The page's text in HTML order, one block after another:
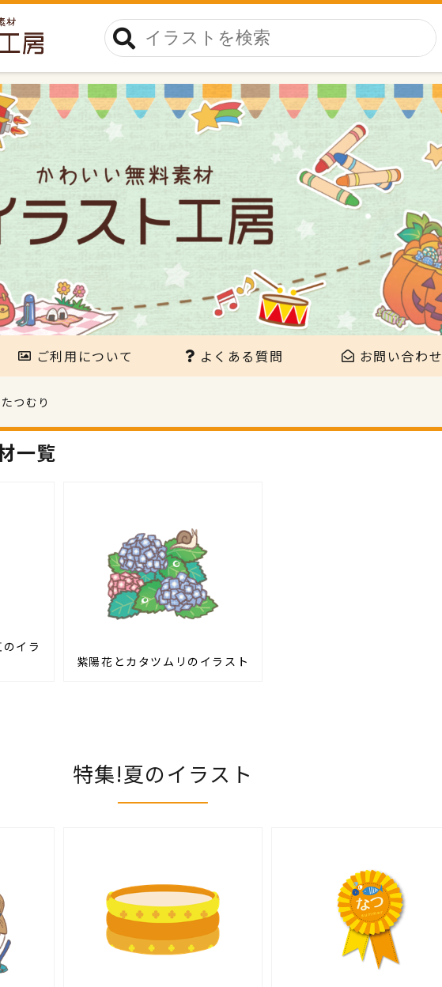
ご利用について よくある質問 お問い合わせ
つむり
一覧
イラ
紫陽花とカタツムリのイラスト
特集!夏のイラスト